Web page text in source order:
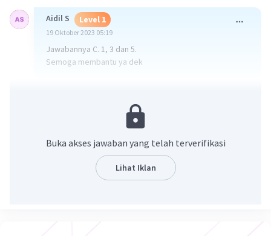
Aidil S Level 1
19 Oktober 2023 05:19
Jawabannya C. 1, 3 dan 5.
Semoga membantu ya dek
Buka akses jawaban yang telah terverifikasi
Lihat Iklan